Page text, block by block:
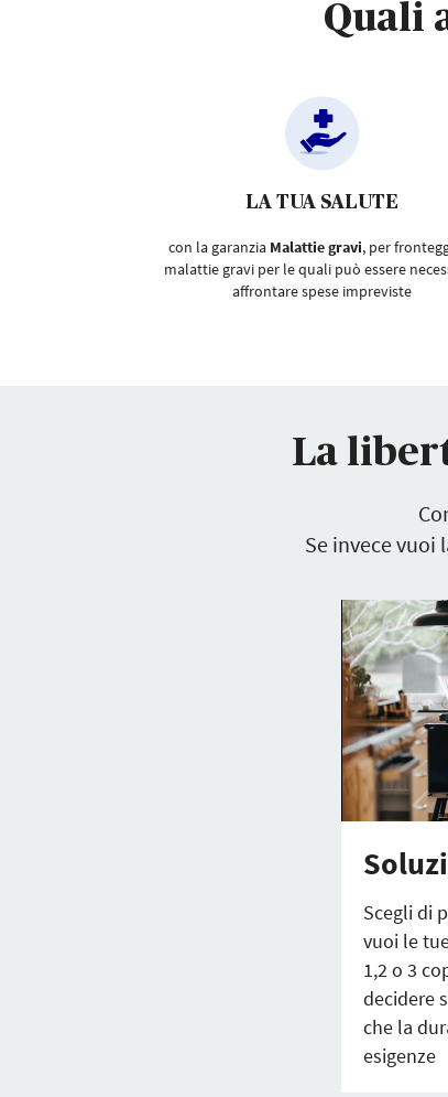
Quali
LA TUA SALUTE
con la garanzia Malattie gravi, per
malattie gravi per le quali può essere
affrontare spese impreviste
La
Se invece vuoi
Scegli di
vuoi le
1,2 o 3
decidere
che la
esigenze